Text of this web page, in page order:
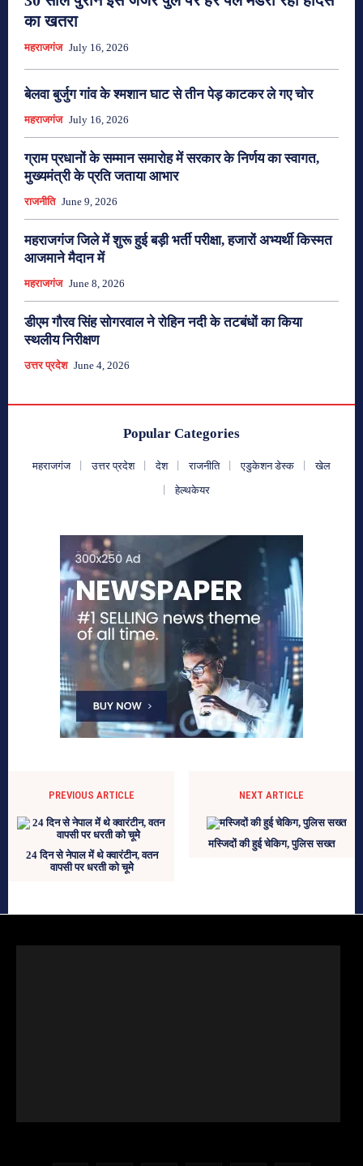
का खतरा
महराजगंज July 16, 2026
बेलवा बुर्जुग गांव के श्मशान घाट से तीन पेड़ काटकर ले गए चोर
महराजगंज July 16, 2026
ग्राम प्रधानों के सम्मान समारोह में सरकार के निर्णय का स्वागत,
मुख्यमंत्री के प्रति जताया आभार
राजनीति June 9, 2026
महराजगंज जिले में शुरू हुई बड़ी भर्ती परीक्षा, हजारों अभ्यर्थी किस्मत
आजमाने मैदान में
महराजगंज June 8, 2026
डीएम गौरव सिंह सोगरवाल ने रोहिन नदी के तटबंधों का किया
स्थलीय निरीक्षण
उत्तर प्रदेश June 4, 2026
Popular Categories
महराजगंज उत्तर प्रदेश देश राजनीति एडुकेशन डेस्क
खेल
हेल्थकेयर
PREVIOUS ARTICLE
24 दिन से नेपाल में थे क्‍वारंटीन, वतन
वापसी पर धरती को चूमेे
NEXT ARTICLE
मस्जिदों की हुई चेकिग, पुलिस सख्त